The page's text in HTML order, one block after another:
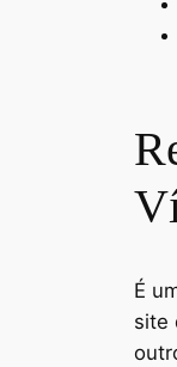
É
site